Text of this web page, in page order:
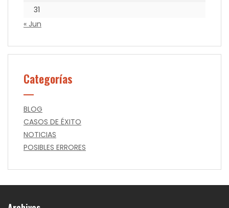
31
« Jun
Categorías
BLOG
CASOS DE ÉXITO
NOTICIAS
POSIBLES ERRORES